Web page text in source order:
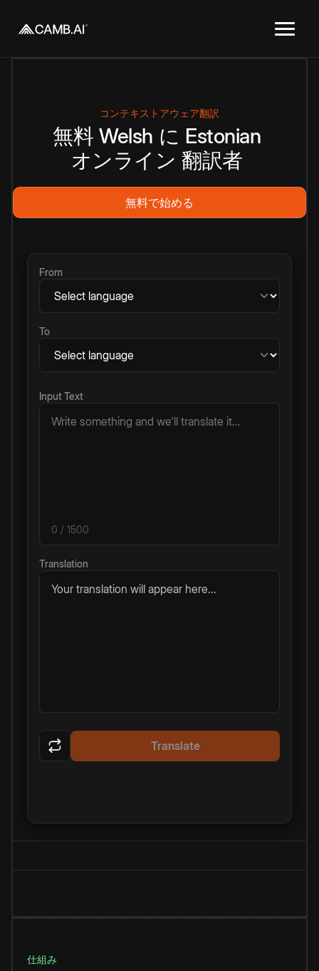
コンテキストアウェア翻訳
無料 Welsh に Estonian
オンライン 翻訳者
無料で始める
From
To
Input Text
0 / 1500
Translation
Your translation will appear here...
Translate
仕組み